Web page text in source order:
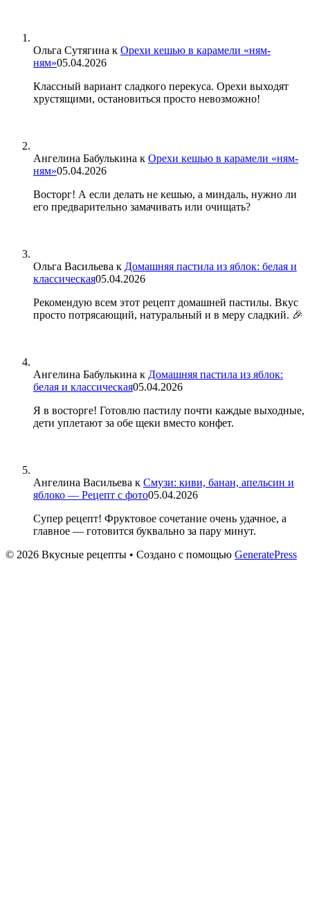
Ольга Сутягина к Орехи кешью в карамели «ням-
ням»05.04.2026
Классный вариант сладкого перекуса. Орехи выходят
хрустящими, остановиться просто невозможно!
Ангелина Бабулькина к Орехи кешью в карамели «ням-
ням»05.04.2026
Восторг! А если делать не кешью, а миндаль, нужно ли
его предварительно замачивать или очищать?
Ольга Васильева к Домашняя пастила из яблок: белая и
классическая05.04.2026
Рекомендую всем этот рецепт домашней пастилы. Вкус
просто потрясающий, натуральный и в меру сладкий. 🎉
Ангелина Бабулькина к Домашняя пастила из яблок:
белая и классическая05.04.2026
Я в восторге! Готовлю пастилу почти каждые выходные,
дети уплетают за обе щеки вместо конфет.
Ангелина Васильева к Смузи: киви, банан, апельсин и
яблоко — Рецепт с фото05.04.2026
Супер рецепт! Фруктовое сочетание очень удачное, а
главное — готовится буквально за пару минут.
© 2026 Вкусные рецепты • Создано с помощью GeneratePress